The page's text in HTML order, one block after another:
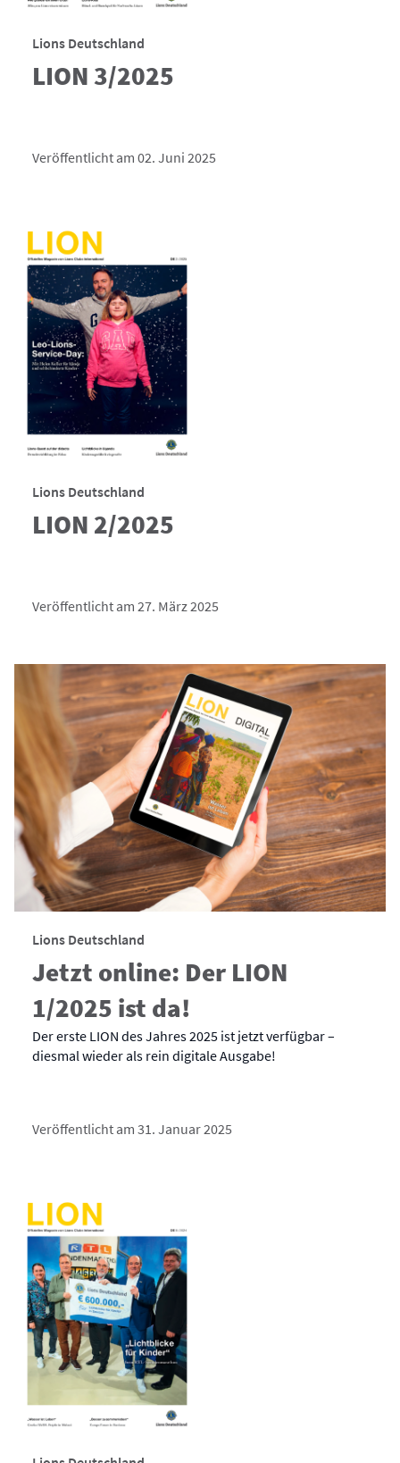
Lions Deutschland
LION 3/2025
Veröffentlicht am 02. Juni 2025
Lions Deutschland
LION 2/2025
Veröffentlicht am 27. März 2025
Lions Deutschland
Jetzt online: Der LION
1/2025 ist da!
Der erste LION des Jahres 2025 ist jetzt verfügbar –
diesmal wieder als rein digitale Ausgabe!
Veröffentlicht am 31. Januar 2025